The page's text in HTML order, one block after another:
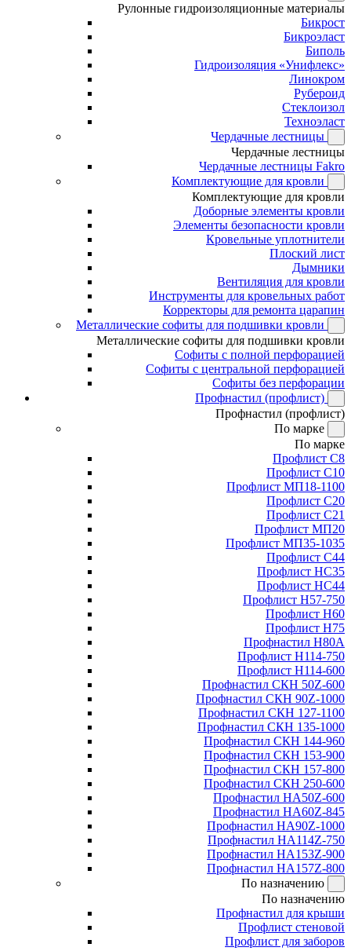
Рулонные гидроизоляционные материалы
Бикрост
Бикроэласт
Биполь
Гидроизоляция «Унифлекс»
Линокром
Рубероид
Стеклоизол
Техноэласт
Чердачные лестницы
Чердачные лестницы
Чердачные лестницы Fakro
Комплектующие для кровли
Комплектующие для кровли
Доборные элементы кровли
Элементы безопасности кровли
Кровельные уплотнители
Плоский лист
Дымники
Вентиляция для кровли
Инструменты для кровельных работ
Корректоры для ремонта царапин
Металлические софиты для подшивки кровли
Металлические софиты для подшивки кровли
Софиты с полной перфорацией
Софиты с центральной перфорацией
Софиты без перфорации
Профнастил (профлист)
Профнастил (профлист)
По марке
По марке
Профлист С8
Профлист С10
Профлист МП18-1100
Профлист С20
Профлист С21
Профлист МП20
Профлист МП35-1035
Профлист С44
Профлист НС35
Профлист НС44
Профлист Н57-750
Профлист Н60
Профлист Н75
Профнастил Н80А
Профлист Н114-750
Профлист Н114-600
Профнастил СКН 50Z-600
Профнастил СКН 90Z-1000
Профнастил СКН 127-1100
Профнастил СКН 135-1000
Профнастил СКН 144-960
Профнастил СКН 153-900
Профнастил СКН 157-800
Профнастил СКН 250-600
Профнастил НА50Z-600
Профнастил НА60Z-845
Профнастил НА90Z-1000
Профнастил НА114Z-750
Профнастил НА153Z-900
Профнастил НА157Z-800
По назначению
По назначению
Профнастил для крыши
Профлист стеновой
Профлист для заборов